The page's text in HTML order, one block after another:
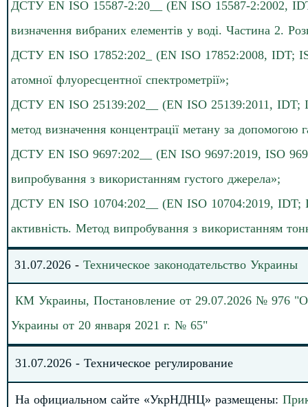
ДСТУ EN ISO 15587-2:20__ (EN ISO 15587-2:2002,
визначення вибраних елементів у воді. Частина 2.
ДСТУ EN ISO 17852:202_ (EN ISO 17852:2008, IDT;
атомної флуоресцентної спектрометрії»;
ДСТУ EN ISO 25139:202__ (EN ISO 25139:2011, IDT;
метод визначення концентрації метану за допомогою
ДСТУ EN ISO 9697:202__ (EN ISO 9697:2019, ISO
випробування з використанням густого джерела»;
ДСТУ EN ISO 10704:202__ (EN ISO 10704:2019, IDT;
активність. Метод випробування з використанням
31.07.2026 - Техническое законодательство Украины
КМ Украины, Постановление от 29.07.2026 № 976 "О
Украины от 20 января 2021 г. № 65"
31.07.2026 - Техническое регулирование
На официальном сайте «УкрНДНЦ» размещены: